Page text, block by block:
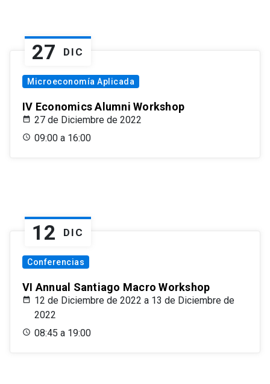
27 DIC
Microeconomía Aplicada
IV Economics Alumni Workshop
27 de Diciembre de 2022
09:00 a 16:00
12 DIC
Conferencias
VI Annual Santiago Macro Workshop
12 de Diciembre de 2022 a 13 de Diciembre de
2022
08:45 a 19:00